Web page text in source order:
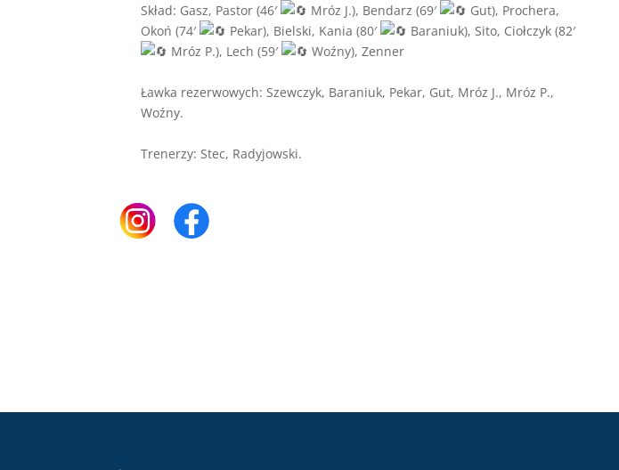
Skład: Gasz, Pastor (46′ Mróz J.), Bendarz (69′
Gut), Prochera,
Okoń (74′
Pekar), Bielski, Kania (80′
Baraniuk), Sito, Ciołczyk (82′
Mróz P.), Lech (59′
Woźny), Zenner
Ławka rezerwowych: Szewczyk, Baraniuk, Pekar, Gut, Mróz J., Mróz P.,
Woźny.
Trenerzy: Stec, Radyjowski.